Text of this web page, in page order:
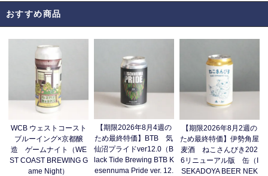
おすすめ商品
WCB ウェストコースト
ブルーイング×京都醸
造 ゲームナイト（WE
ST COAST BREWING G
ame Night）
【期限2026年8月4週の
ため最終特価】BTB 気
仙沼プライドver12.0（B
lack Tide Brewing BTB K
esennuma Pride ver. 12.
【期限2026年8月2週の
ため最終特価】伊勢角屋
麦酒 ねこさんびき202
6リニューアル版 缶（I
SEKADOYA BEER NEK